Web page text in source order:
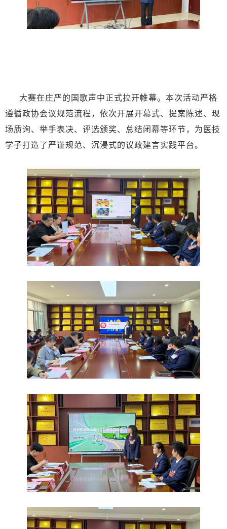
大赛在庄严的国歌声中正式拉开帷幕。本次活动严格
遵循政协会议规范流程，依次开展开幕式、提案陈述、现
场质询、举手表决、评选颁奖、总结闭幕等环节，为医技
学子打造了严谨规范、沉浸式的议政建言实践平台。